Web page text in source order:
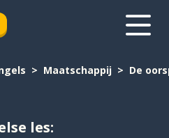
Maatschappij De
les: